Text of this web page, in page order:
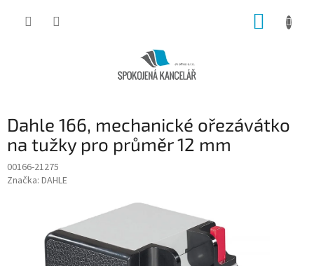
Dahle 166, mechanické ořezávátko
na tužky pro průměr 12 mm
00166-21275
Značka: DAHLE